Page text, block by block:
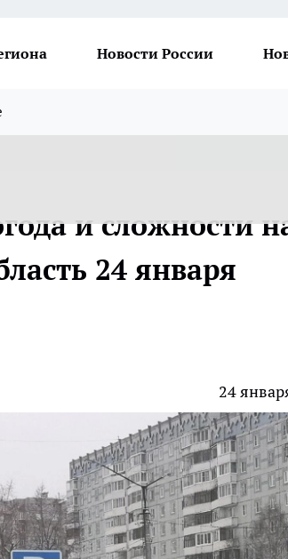
Новости России
и сложности
24 января
24